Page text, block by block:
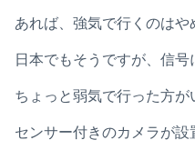
あれば、強気で行くのはや
日本でもそうですが、信
ちょっと弱気で行った方が
センサー付きのカメラが設